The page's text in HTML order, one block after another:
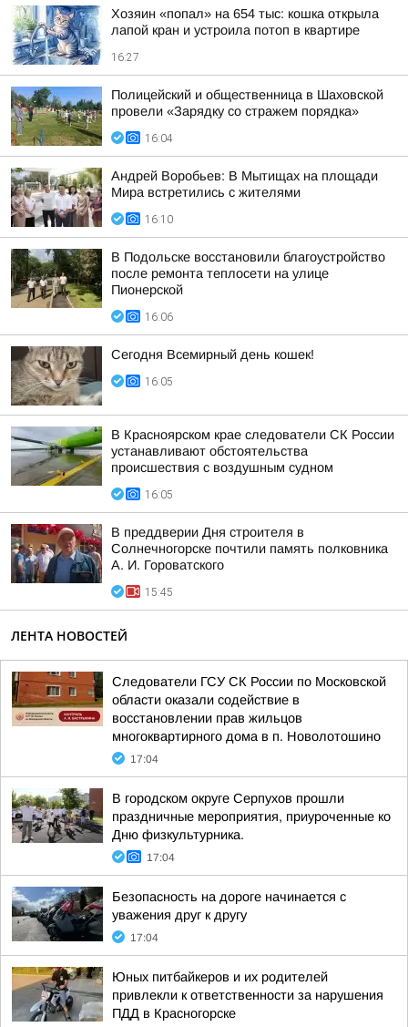
Хозяин «попал» на 654 тыс: кошка открыла
лапой кран и устроила потоп в квартире
16:27
Полицейский и общественница в Шаховской
провели «Зарядку со стражем порядка»
16:04
Андрей Воробьев: В Мытищах на площади
Мира встретились с жителями
16:10
В Подольске восстановили благоустройство
после ремонта теплосети на улице
Пионерской
16:06
Сегодня Всемирный день кошек!
16:05
В Красноярском крае следователи СК России
устанавливают обстоятельства
происшествия с воздушным судном
16:05
В преддверии Дня строителя в
Солнечногорске почтили память полковника
А. И. Гороватского
15:45
ЛЕНТА НОВОСТЕЙ
Следователи ГСУ СК России по Московской
области оказали содействие в
восстановлении прав жильцов
многоквартирного дома в п. Новолотошино
17:04
В городском округе Серпухов прошли
праздничные мероприятия, приуроченные ко
Дню физкультурника.
17:04
Безопасность на дороге начинается с
уважения друг к другу
17:04
Юных питбайкеров и их родителей
привлекли к ответственности за нарушения
ПДД в Красногорске